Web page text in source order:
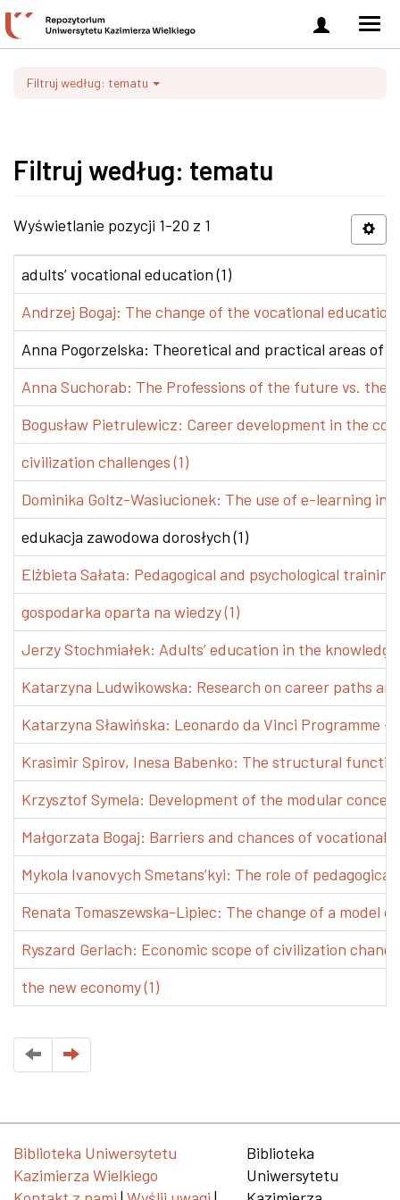
Zaloguj
się
Filtruj według: tematu
Filtruj według: tematu
Wyświetlanie pozycji 1-20 z 1
adults’ vocational education (1)
Andrzej Bogaj: The change of the vocational
Anna Pogorzelska: Theoretical and practical areas of
Anna Suchorab: The Professions of the future vs. the
Bogusław Pietrulewicz: Career development in the
civilization challenges (1)
Dominika Goltz-Wasiucionek: The use of e-learning in
edukacja zawodowa dorosłych (1)
Elżbieta Sałata: Pedagogical and psychological
gospodarka oparta na wiedzy (1)
Jerzy Stochmiałek: Adults’ education in the
Katarzyna Ludwikowska: Research on career paths
Katarzyna Sławińska: Leonardo da Vinci Programme
Krasimir Spirov, Inesa Babenko: The structural
Krzysztof Symela: Development of the modular
Małgorzata Bogaj: Barriers and chances of vocational
Mykola Ivanovych Smetans’kyi: The role of
Renata Tomaszewska-Lipiec: The change of a model
Ryszard Gerlach: Economic scope of civilization
the new economy (1)
Biblioteka Uniwersytetu
Kazimierza Wielkiego
Biblioteka
Uniwersytetu